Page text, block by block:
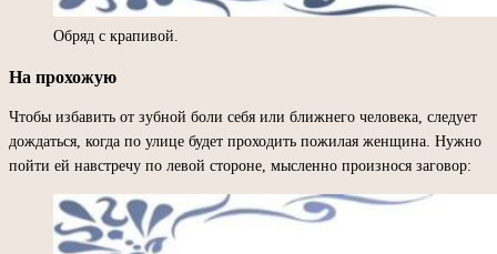
Обряд с крапивой.
На прохожую
Чтобы избавить от зубной боли себя или ближнего человека, следует
дождаться, когда по улице будет проходить пожилая женщина. Нужно
пойти ей навстречу по левой стороне, мысленно произнося заговор: